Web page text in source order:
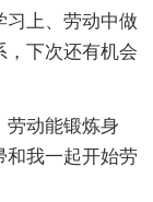
习上、劳动中做
，下次还有机会
劳动能锻炼身
和我一起开始劳